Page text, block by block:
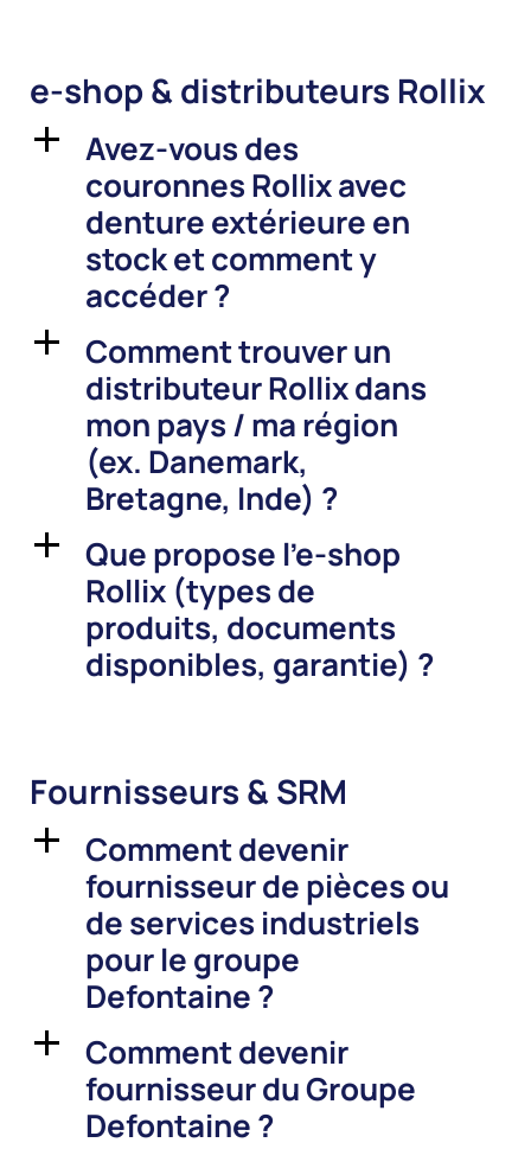
e-shop & distributeurs Rollix
a
Avez-vous des
couronnes Rollix avec
denture extérieure en
stock et comment y
accéder ?
a
Comment trouver un
distributeur Rollix dans
mon pays / ma région
(ex. Danemark,
Bretagne, Inde) ?
a
Que propose l’e-shop
Rollix (types de
produits, documents
disponibles, garantie) ?
Fournisseurs & SRM
a
Comment devenir
fournisseur de pièces ou
de services industriels
pour le groupe
Defontaine ?
a
Comment devenir
fournisseur du Groupe
Defontaine ?